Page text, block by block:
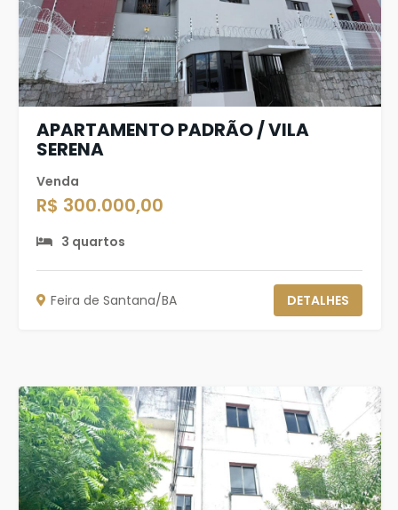
APARTAMENTO PADRÃO / VILA
SERENA
Venda
R$ 300.000,00
3 quartos
Feira de Santana/BA DETALHES